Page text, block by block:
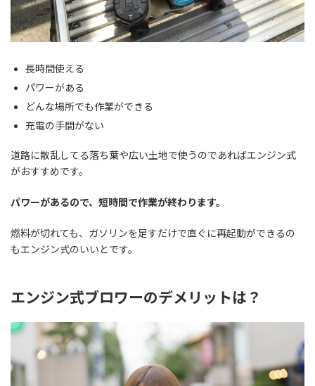
長時間使える
パワーがある
どんな場所でも作業ができる
充電の手間がない
道路に散乱してる落ち葉や広い土地で使うのであればエンジン式
がおすすめです。
パワーがあるので、短時間で作業が終わります。
燃料が切れても、ガソリンを足すだけで直ぐに再起動ができるの
もエンジン式のいいとです。
エンジン式ブロワーのデメリットは？